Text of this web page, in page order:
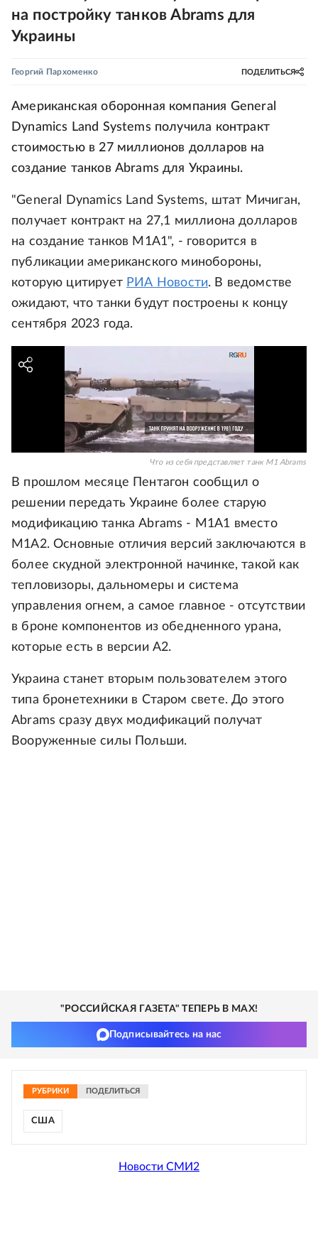
на постройку танков Abrams для
Украины
Георгий Пархоменко ПОДЕЛИТЬСЯ
Американская оборонная компания General
Dynamics Land Systems получила контракт
стоимостью в 27 миллионов долларов на
создание танков Abrams для Украины.
"General Dynamics Land Systems, штат Мичиган,
получает контракт на 27,1 миллиона долларов
на создание танков M1A1", - говорится в
публикации американского минобороны,
которую цитирует РИА Новости. В ведомстве
ожидают, что танки будут построены к концу
сентября 2023 года.
Что из себя представляет танк M1 Abrams
В прошлом месяце Пентагон сообщил о
решении передать Украине более старую
модификацию танка Abrams - M1A1 вместо
M1A2. Основные отличия версий заключаются в
более скудной электронной начинке, такой как
тепловизоры, дальномеры и система
управления огнем, а самое главное - отсутствии
в броне компонентов из обедненного урана,
которые есть в версии А2.
Украина станет вторым пользователем этого
типа бронетехники в Старом свете. До этого
Abrams сразу двух модификаций получат
Вооруженные силы Польши.
"РОССИЙСКАЯ ГАЗЕТА" ТЕПЕРЬ В MAX!
Подписывайтесь на нас
РУБРИКИ ПОДЕЛИТЬСЯ
США
Новости СМИ2